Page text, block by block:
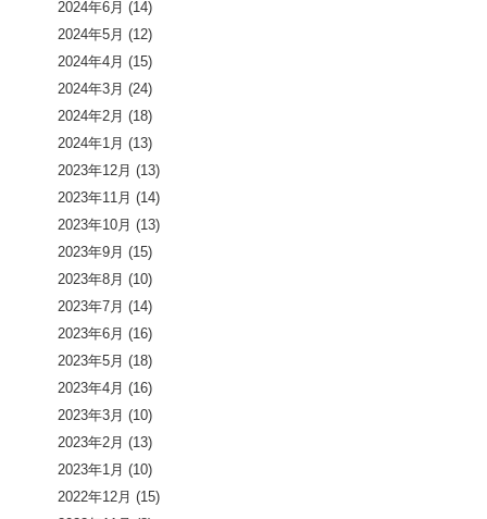
2024年6月 (14)
2024年5月 (12)
2024年4月 (15)
2024年3月 (24)
2024年2月 (18)
2024年1月 (13)
2023年12月 (13)
2023年11月 (14)
2023年10月 (13)
2023年9月 (15)
2023年8月 (10)
2023年7月 (14)
2023年6月 (16)
2023年5月 (18)
2023年4月 (16)
2023年3月 (10)
2023年2月 (13)
2023年1月 (10)
2022年12月 (15)